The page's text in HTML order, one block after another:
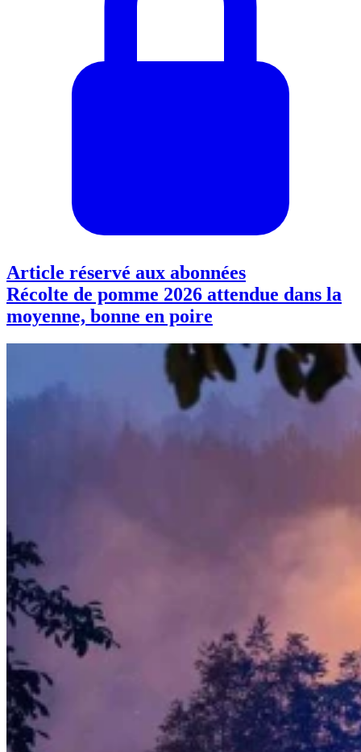
Article réservé aux abonnées
Récolte de pomme 2026 attendue dans la
moyenne, bonne en poire